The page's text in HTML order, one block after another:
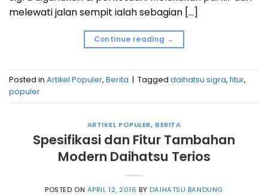
melewati jalan sempit ialah sebagian […]
Continue reading →
Posted in Artikel Populer, Berita | Tagged daihatsu sigra, fitur,
populer
ARTIKEL POPULER, BERITA
Spesifikasi dan Fitur Tambahan
Modern Daihatsu Terios
POSTED ON APRIL 12, 2016 BY DAIHATSU BANDUNG